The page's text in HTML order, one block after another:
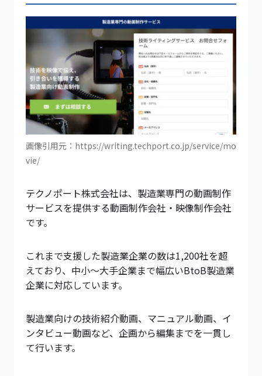
画像引用元：https://writing.techport.co.jp/service/mo
vie/
テクノポート株式会社は、製造業専門の動画制作
サービスを提供する動画制作会社・映像制作会社
です。
これまで支援した製造業企業の数は1,200社を超
えており、中小〜大手企業まで幅広いBtoB製造業
企業に対応しています。
製造業向けの技術紹介動画、マニュアル動画、イ
ンタビュー動画など、企画から編集までを一貫し
て行います。